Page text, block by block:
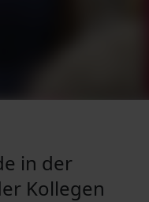
in der
Kollegen